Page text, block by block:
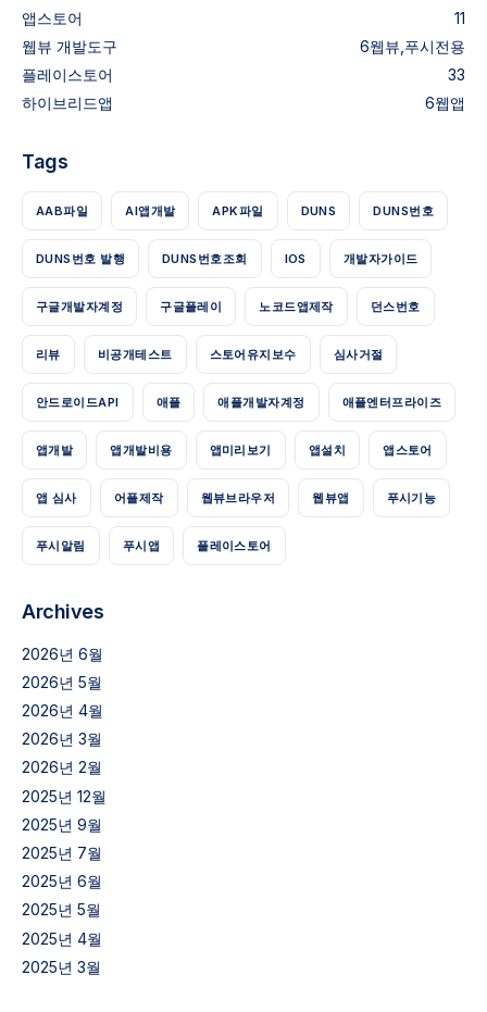
앱스토어
11
웹뷰
웹뷰,푸시전용
개발도구
6
플레이스토어
33
하이브리드앱
웹앱
6
Tags
AAB파일 AI앱개발 APK파일 DUNS DUNS번호
DUNS번호 발행 DUNS번호조회 IOS 개발자가이드
구글개발자계정 구글플레이 노코드앱제작 던스번호
리뷰 비공개테스트 스토어유지보수 심사거절
안드로이드API 애플 애플개발자계정 애플엔터프라이즈
앱개발 앱개발비용 앱미리보기 앱설치 앱스토어
앱 심사 어플제작 웹뷰브라우저 웹뷰앱 푸시기능
푸시알림 푸시앱 플레이스토어
Archives
2026년 6월
2026년 5월
2026년 4월
2026년 3월
2026년 2월
2025년 12월
2025년 9월
2025년 7월
2025년 6월
2025년 5월
2025년 4월
2025년 3월